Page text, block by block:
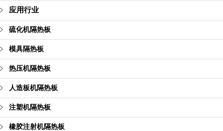
应用行业
硫化机隔热板
模具隔热板
热压机隔热板
人造板机隔热板
注塑机隔热板
橡胶注射机隔热板